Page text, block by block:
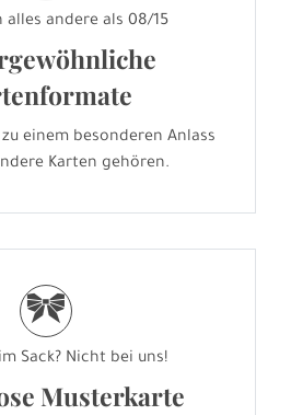
alles andere als 08/15
einem besonderen Anlass
Karten gehören.
r
Sack? Nicht bei uns!
Musterkarte